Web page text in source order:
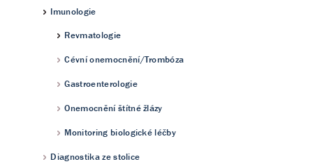
Imunologie
Revmatologie
Cévní onemocnění/Trombóza
Gastroenterologie
Onemocnění štítné žlázy
Monitoring biologické léčby
Diagnostika ze stolice